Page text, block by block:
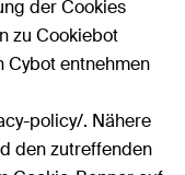
der Cookies
zu Cookiebot
Cybot entnehmen
policy/. Nähere
den zutreffenden